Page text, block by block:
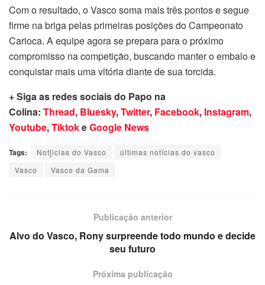
Com o resultado, o Vasco soma mais três pontos e segue
firme na briga pelas primeiras posições do Campeonato
Carioca. A equipe agora se prepara para o próximo
compromisso na competição, buscando manter o embalo e
conquistar mais uma vitória diante de sua torcida.
+ Siga as redes sociais do Papo na
Colina: Thread, Bluesky,Twitter, Facebook, Instagram,
Youtube,TiktokeGoogle News
Tags: Not[icias do Vasco
últimas notícias do vasco
Vasco
Vasco da Gama
Publicação anterior
Alvo do Vasco, Rony surpreende todo mundo e decide
seu futuro
Próxima publicação